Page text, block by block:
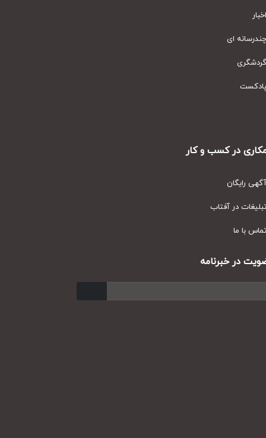
ای
در کسب و کار
رایگان
در آفتاب
با ما
در خبرنامه